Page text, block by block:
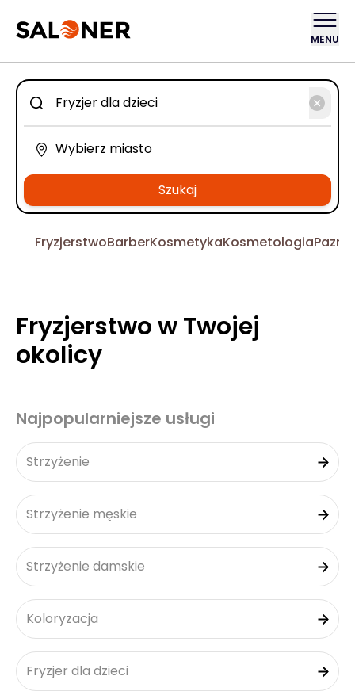
MENU
Szukaj
FryzjerstwoBarberKosmetykaKosmetologia
Fryzjerstwo w Twojej
okolicy
Najpopularniejsze usługi
Strzyżenie
Strzyżenie męskie
Strzyżenie damskie
Koloryzacja
Fryzjer dla dzieci